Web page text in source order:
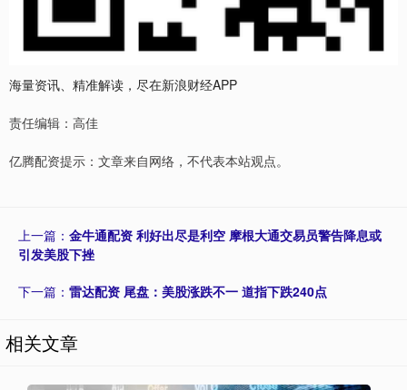
海量资讯、精准解读，尽在新浪财经APP
责任编辑：高佳
亿腾配资提示：文章来自网络，不代表本站观点。
上一篇： 金牛通配资 利好出尽是利空 摩根大通交易员警告降息或
引发美股下挫
下一篇： 雷达配资 尾盘：美股涨跌不一 道指下跌240点
相关文章